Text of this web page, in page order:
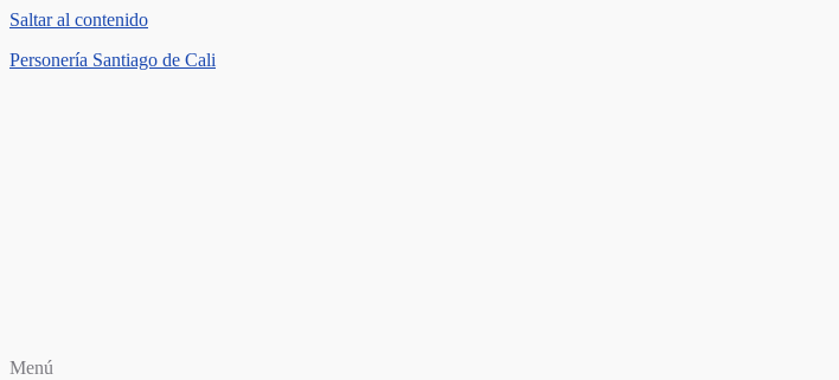
Saltar al contenido
Personería Santiago de Cali
Menú